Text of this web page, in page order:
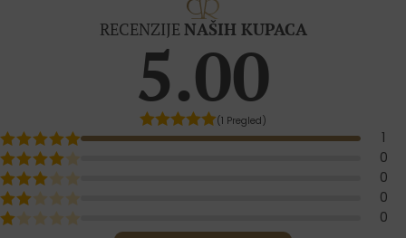
RECENZIJE NAŠIH KUPACA
5.00
(1 Pregled)
1
0
0
0
0